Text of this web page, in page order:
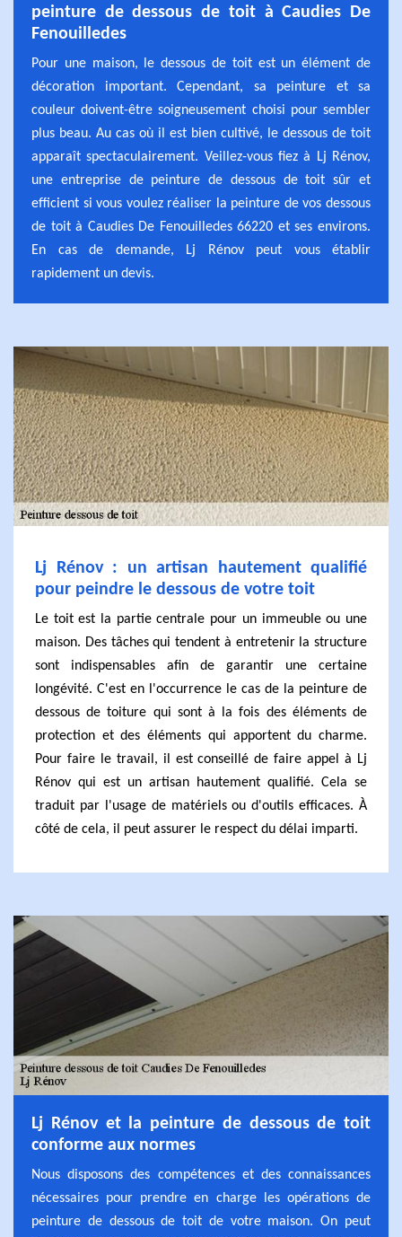
peinture de dessous de toit à Caudies De
Fenouilledes
Pour une maison, le dessous de toit est un élément de
décoration important. Cependant, sa peinture et sa
couleur doivent-être soigneusement choisi pour sembler
plus beau. Au cas où il est bien cultivé, le dessous de toit
apparaît spectaculairement. Veillez-vous fiez à Lj Rénov,
une entreprise de peinture de dessous de toit sûr et
efficient si vous voulez réaliser la peinture de vos dessous
de toit à Caudies De Fenouilledes 66220 et ses environs.
En cas de demande, Lj Rénov peut vous établir
rapidement un devis.
Lj Rénov : un artisan hautement qualifié
pour peindre le dessous de votre toit
Le toit est la partie centrale pour un immeuble ou une
maison. Des tâches qui tendent à entretenir la structure
sont indispensables afin de garantir une certaine
longévité. C'est en l'occurrence le cas de la peinture de
dessous de toiture qui sont à la fois des éléments de
protection et des éléments qui apportent du charme.
Pour faire le travail, il est conseillé de faire appel à Lj
Rénov qui est un artisan hautement qualifié. Cela se
traduit par l'usage de matériels ou d'outils efficaces. À
côté de cela, il peut assurer le respect du délai imparti.
Lj Rénov et la peinture de dessous de toit
conforme aux normes
Nous disposons des compétences et des connaissances
nécessaires pour prendre en charge les opérations de
peinture de dessous de toit de votre maison. On peut